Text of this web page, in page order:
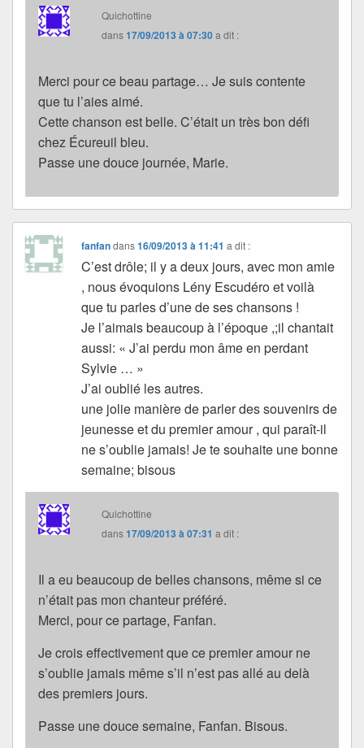
Quichottine
dans17/09/2013 à 07:30a dit :
Merci pour ce beau partage… Je suis contente
que tu l’aies aimé.
Cette chanson est belle. C’était un très bon défi
chez Écureuil bleu.
Passe une douce journée, Marie.
fanfandans16/09/2013 à 11:41 a dit :
C’est drôle; il y a deux jours, avec mon amie
, nous évoquions Lény Escudéro et voilà
que tu parles d’une de ses chansons !
Je l’aimais beaucoup à l’époque ,;il chantait
aussi: « J’ai perdu mon âme en perdant
Sylvie … »
J’ai oublié les autres.
une jolie manière de parler des souvenirs de
jeunesse et du premier amour , qui paraît-il
ne s’oublie jamais! Je te souhaite une bonne
semaine; bisous
Quichottine
dans17/09/2013 à 07:31 a dit :
Il a eu beaucoup de belles chansons, même si ce
n’était pas mon chanteur préféré.
Merci, pour ce partage, Fanfan.
Je crois effectivement que ce premier amour ne
s’oublie jamais même s’il n’est pas allé au delà
des premiers jours.
Passe une douce semaine, Fanfan. Bisous.